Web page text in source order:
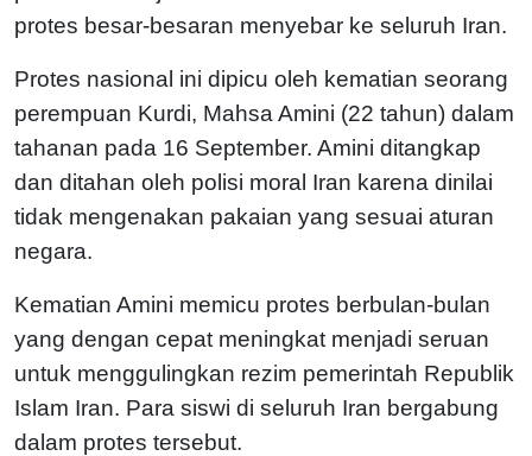
protes besar-besaran menyebar ke seluruh Iran.
Protes nasional ini dipicu oleh kematian seorang
perempuan Kurdi, Mahsa Amini (22 tahun) dalam
tahanan pada 16 September. Amini ditangkap
dan ditahan oleh polisi moral Iran karena dinilai
tidak mengenakan pakaian yang sesuai aturan
negara.
Kematian Amini memicu protes berbulan-bulan
yang dengan cepat meningkat menjadi seruan
untuk menggulingkan rezim pemerintah Republik
Islam Iran. Para siswi di seluruh Iran bergabung
dalam protes tersebut.